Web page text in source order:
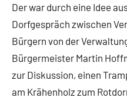
Der war durch eine Idee
Dorfgespräch zwischen
Bürgern von der
Bürgermeister Martin
zur Diskussion, einen
am Krähenholz zum